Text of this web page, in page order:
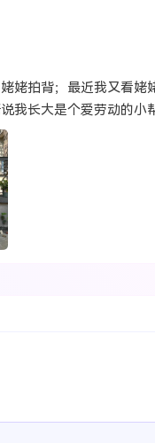
姥拍背；最近我又看姥
我长大是个爱劳动的小